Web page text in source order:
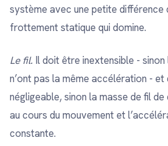
système avec une petite différence
frottement statique qui domine.
Le fil. Il doit être inextensible - sinon
n’ont pas la même accélération - et
négligeable, sinon la masse de fil
au cours du mouvement et
constante.